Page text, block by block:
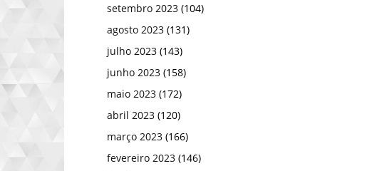
setembro 2023 (104)
agosto 2023 (131)
julho 2023 (143)
junho 2023 (158)
maio 2023 (172)
abril 2023 (120)
março 2023 (166)
fevereiro 2023 (146)